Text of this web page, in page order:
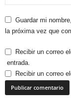
Guardar mi
la próxima vez que
Recibir un correo
entrada.
Recibir un correo